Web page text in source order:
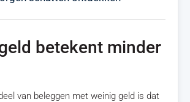
betekent minder
van beleggen met weinig geld is dat